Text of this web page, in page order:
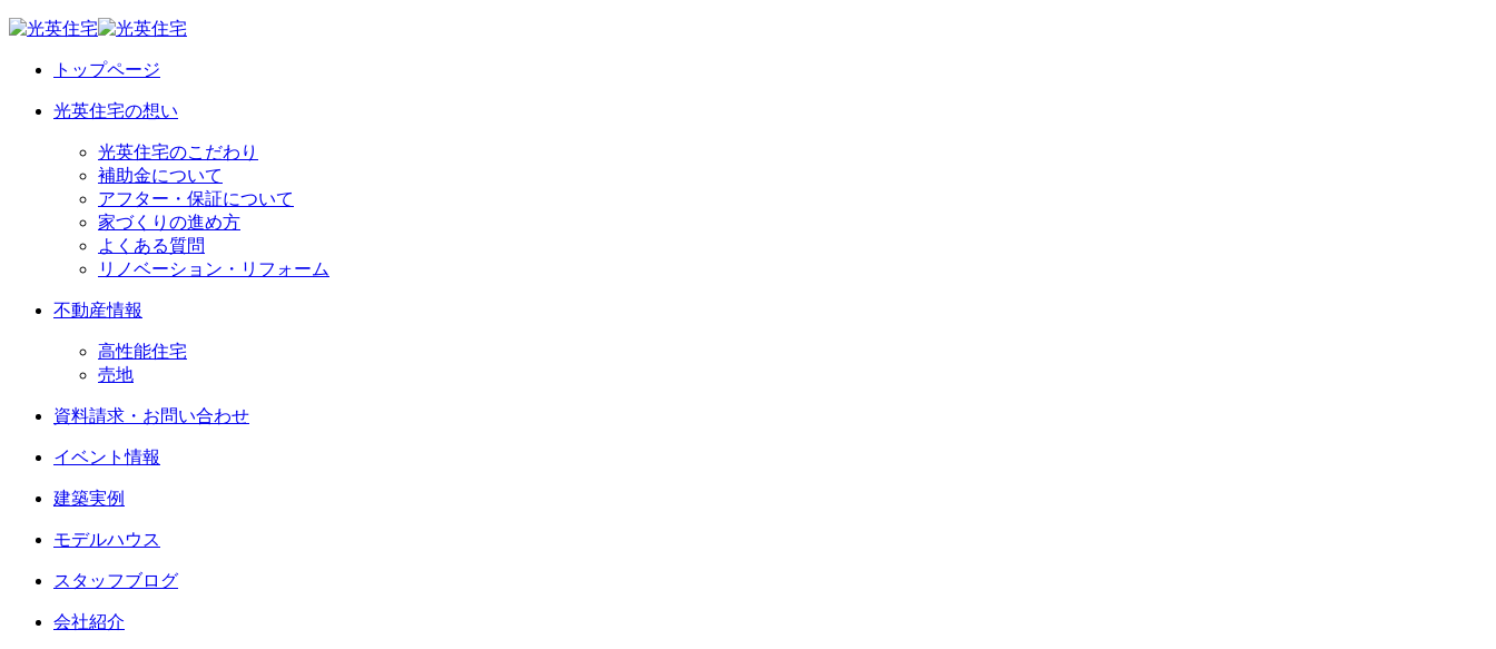
トップページ
光英住宅の想い
光英住宅のこだわり
補助金について
アフター・保証について
家づくりの進め方
よくある質問
リノベーション・リフォーム
不動産情報
高性能住宅
売地
資料請求・お問い合わせ
イベント情報
建築実例
モデルハウス
スタッフブログ
会社紹介